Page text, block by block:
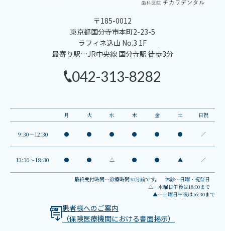
〒185-0012
東京都国分寺市本町2-23-5
ラフィネ込山 No.3 1F
最寄り駅…JR中央線 国分寺駅 徒歩3分
042-313-8282
月 火 水 木 金 土 日祝
9:30～12:30 ● ● ● ● ● ● ／
13:30～18:30 ● ● △ ● ● ▲ ／
最終受付時間…診療時間30分前です。 休診…日曜・祝祭日
△…水曜日午後は18:00まで
▲…土曜日午後は16:30まで
患者様へのご案内
（保険医療機関における書面掲示）